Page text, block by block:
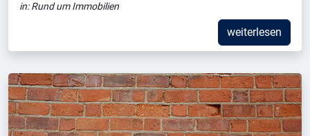
in:Rund um Immobilien
weiterlesen